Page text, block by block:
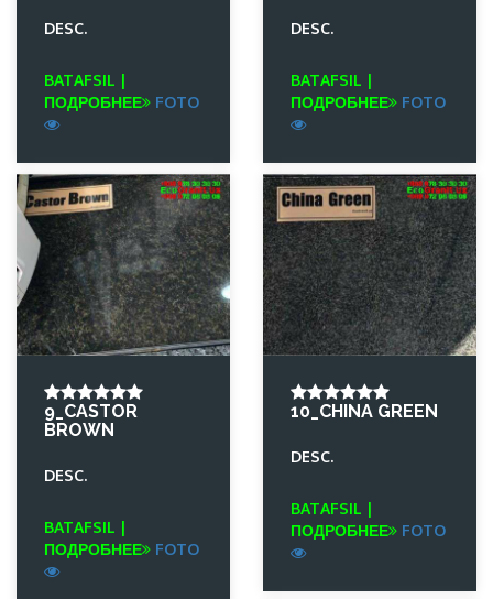
DESC.
BATAFSIL |
ПОДРОБНЕЕ
FOTO
DESC.
BATAFSIL |
ПОДРОБНЕЕ
FOTO
9_CASTOR
BROWN
DESC.
BATAFSIL |
ПОДРОБНЕЕ
FOTO
10_CHINA GREEN
DESC.
BATAFSIL |
ПОДРОБНЕЕ
FOTO